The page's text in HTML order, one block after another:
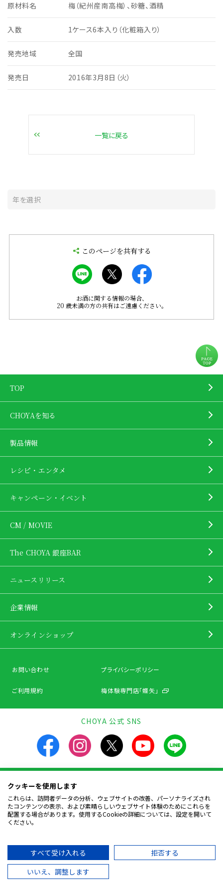
原材料名 梅（紀州産南高梅）、砂糖、酒精
入数 1ケース6本入り（化粧箱入り）
発売地域 全国
発売日 2016年3月8日（火）
一覧に戻る
このページを共有する
お酒に関する情報の場合、
20 歳未満の方の共有はご遠慮ください。
TOP
CHOYAを知る
製品情報
レシピ・エンタメ
キャンペーン・イベント
CM / MOVIE
The CHOYA 銀座BAR
ニュースリリース
企業情報
オンラインショップ
お問い合わせ プライバシーポリシー
ご利用規約 梅体験専門店「蝶矢」
CHOYA 公式 SNS
飲酒は20歳になってから。飲酒運転は法律で禁止されています。
お酒は楽しく適量を。飲んだあとはリサイクルへ。
妊娠中や授乳期の飲酒は、胎児・幼児の発育に
悪影響を与えるおそれがあります。
All Rights Reserved.
クッキーを使用します
これらは、訪問者データの分析、ウェブサイトの改善、パーソナライズされ
たコンテンツの表示、および素晴らしいウェブサイト体験のためにこれらを
配置する場合があります。使用するCookieの詳細については、設定を開いて
ください。
すべて受け入れる
拒否する
いいえ、調整します